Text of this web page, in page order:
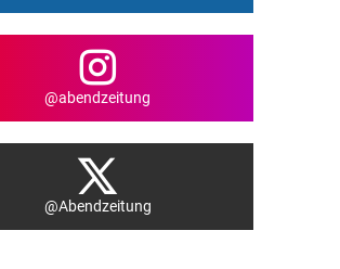
@abendzeitung
@Abendzeitung